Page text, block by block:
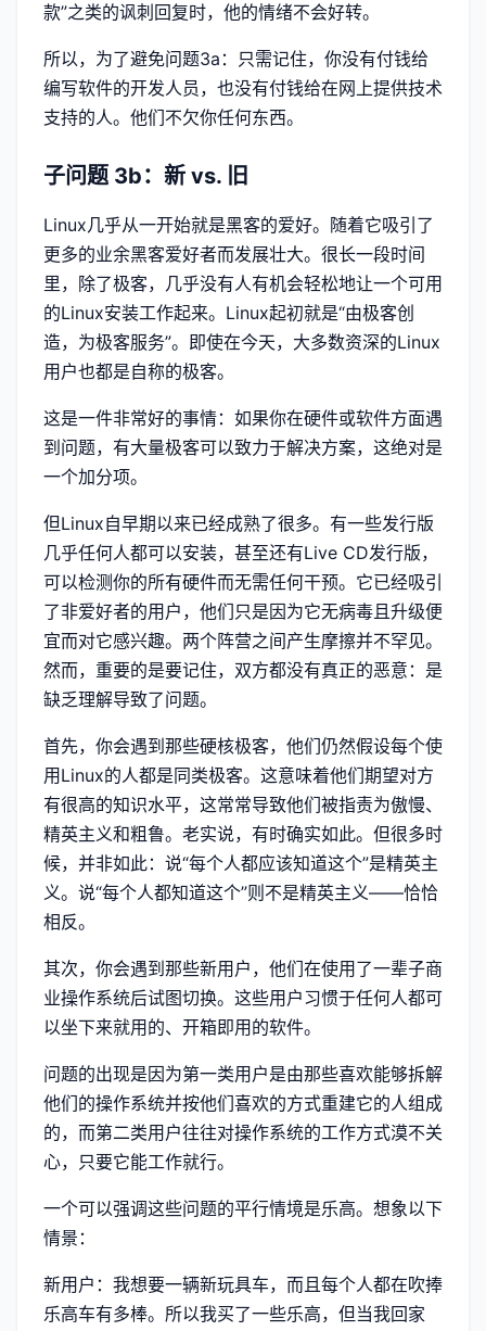
款”之类的讽刺回复时，他的情绪不会好转。
所以，为了避免问题3a：只需记住，你没有付钱给
编写软件的开发人员，也没有付钱给在网上提供技术
支持的人。他们不欠你任何东西。
子问题 3b：新 vs. 旧
Linux几乎从一开始就是黑客的爱好。随着它吸引了
更多的业余黑客爱好者而发展壮大。很长一段时间
里，除了极客，几乎没有人有机会轻松地让一个可用
的Linux安装工作起来。Linux起初就是“由极客创
造，为极客服务”。即使在今天，大多数资深的Linux
用户也都是自称的极客。
这是一件非常好的事情：如果你在硬件或软件方面遇
到问题，有大量极客可以致力于解决方案，这绝对是
一个加分项。
但Linux自早期以来已经成熟了很多。有一些发行版
几乎任何人都可以安装，甚至还有Live CD发行版，
可以检测你的所有硬件而无需任何干预。它已经吸引
了非爱好者的用户，他们只是因为它无病毒且升级便
宜而对它感兴趣。两个阵营之间产生摩擦并不罕见。
然而，重要的是要记住，双方都没有真正的恶意：是
缺乏理解导致了问题。
首先，你会遇到那些硬核极客，他们仍然假设每个使
用Linux的人都是同类极客。这意味着他们期望对方
有很高的知识水平，这常常导致他们被指责为傲慢、
精英主义和粗鲁。老实说，有时确实如此。但很多时
候，并非如此：说“每个人都应该知道这个”是精英主
义。说“每个人都知道这个”则不是精英主义——恰恰
相反。
其次，你会遇到那些新用户，他们在使用了一辈子商
业操作系统后试图切换。这些用户习惯于任何人都可
以坐下来就用的、开箱即用的软件。
问题的出现是因为第一类用户是由那些喜欢能够拆解
他们的操作系统并按他们喜欢的方式重建它的人组成
的，而第二类用户往往对操作系统的工作方式漠不关
心，只要它能工作就行。
一个可以强调这些问题的平行情境是乐高。想象以下
情景：
新用户：我想要一辆新玩具车，而且每个人都在吹捧
乐高车有多棒。所以我买了一些乐高，但当我回家